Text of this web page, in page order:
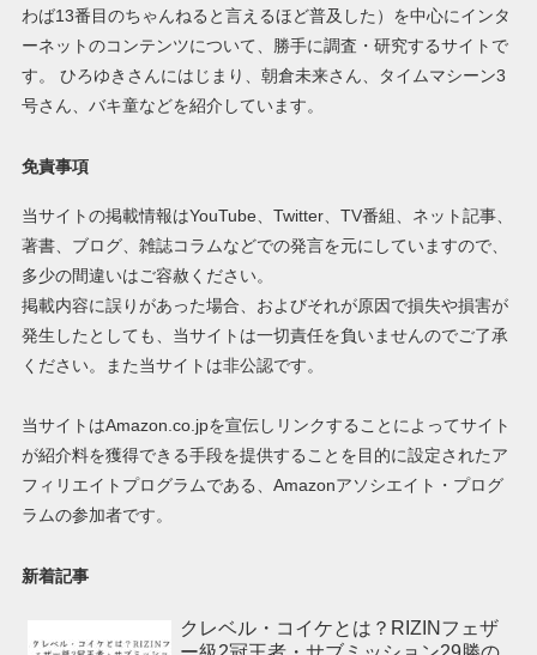
わば13番目のちゃんねると言えるほど普及した）を中心にインタ
ーネットのコンテンツについて、勝手に調査・研究するサイトで
す。 ひろゆきさんにはじまり、朝倉未来さん、タイムマシーン3
号さん、バキ童などを紹介しています。
免責事項
当サイトの掲載情報はYouTube、Twitter、TV番組、ネット記事、
著書、ブログ、雑誌コラムなどでの発言を元にしていますので、
多少の間違いはご容赦ください。
掲載内容に誤りがあった場合、およびそれが原因で損失や損害が
発生したとしても、当サイトは一切責任を負いませんのでご了承
ください。また当サイトは非公認です。
当サイトはAmazon.co.jpを宣伝しリンクすることによってサイト
が紹介料を獲得できる手段を提供することを目的に設定されたア
フィリエイトプログラムである、Amazonアソシエイト・プログ
ラムの参加者です。
新着記事
クレベル・コイケとは？RIZINフェザ